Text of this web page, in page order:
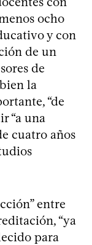
ocho
y con
de un
de
la
“de
“a una
cuatro años
entre
“ya
para